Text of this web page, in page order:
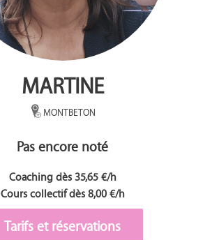
MARTINE
MONTBETON
Pas encore noté
Coaching dès 35,65 €/h
Cours collectif dès 8,00 €/h
Tarifs et réservations